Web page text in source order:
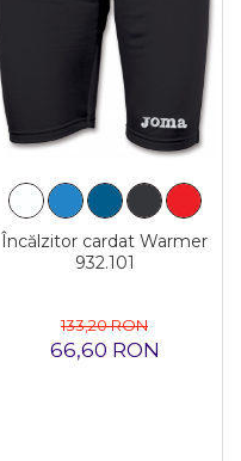
Încălzitor cardat Warmer
932.101
133,20 RON
66,60 RON